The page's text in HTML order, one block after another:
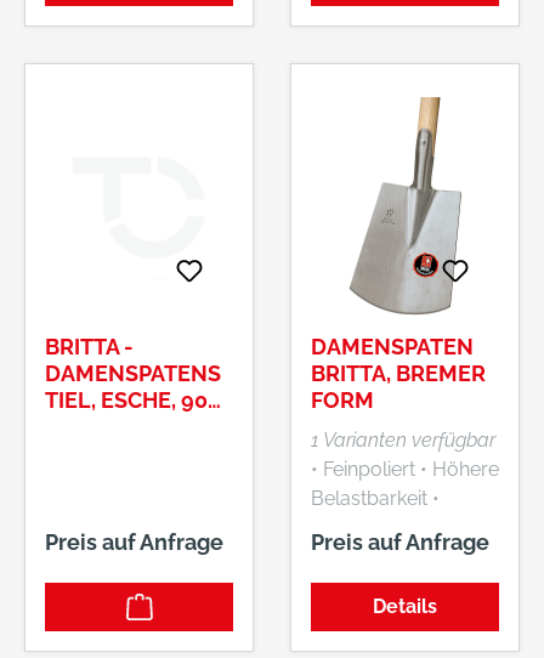
BRITTA -
DAMENSPATENS
TIEL, ESCHE, 90
Preis auf Anfrage
DAMENSPATEN
BRITTA, BREMER
FORM
1 Varianten verfügbar
• Feinpoliert • Höhere
Belastbarkeit •
Konisch aus einem
Stück gewalztes
Spatenblatt • Größe
Preis auf Anfrage
Details